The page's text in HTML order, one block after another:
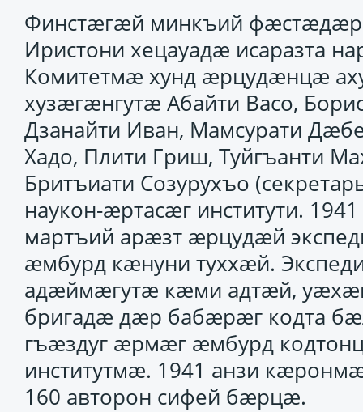
Финстӕгӕй минкъий фӕстӕдӕр
Иристони хецауадӕ исаразта
Комитетмӕ хунд ӕрцудӕнцӕ
хузӕгӕнгутӕ Абайти Васо,
Дзанайти Иван, Мамсурати
Хадо, Плити Гриш, Туйгъанти
Бритъиати Созурухъо
наукон-ӕртасӕг институти.
мартъий арӕзт ӕрцудӕй
ӕмбурд кӕнуни туххӕй.
адӕймӕгутӕ кӕми адтӕй,
бригадӕ дӕр бабӕрӕг кодта
гъӕздуг ӕрмӕг ӕмбурд
институтмӕ. 1941 анзи
160 авторон сифей бӕрцӕ.